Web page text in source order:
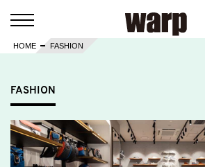
HOME FASHION
FASHION